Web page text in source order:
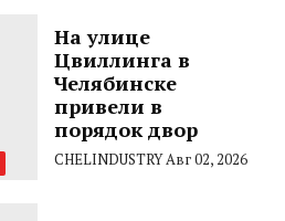
На улице
Цвиллинга в
Челябинске
привели в
порядок двор
CHELINDUSTRYАвг 02, 2026